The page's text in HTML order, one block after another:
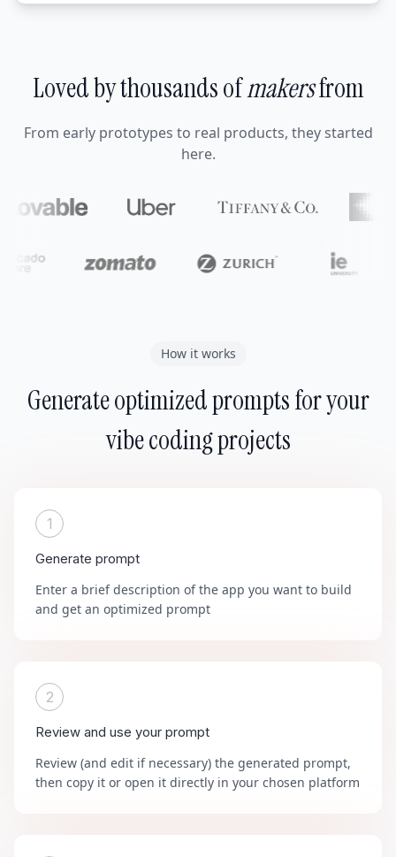
Loved by thousands ofmakersfrom
From early prototypes to real products, they started
here.
How it works
Generate optimized prompts for your
vibe coding projects
1
Generate prompt
Enter a brief description of the app you want to build
and get an optimized prompt
2
Review and use your prompt
Review (and edit if necessary) the generated prompt,
then copy it or open it directly in your chosen platform